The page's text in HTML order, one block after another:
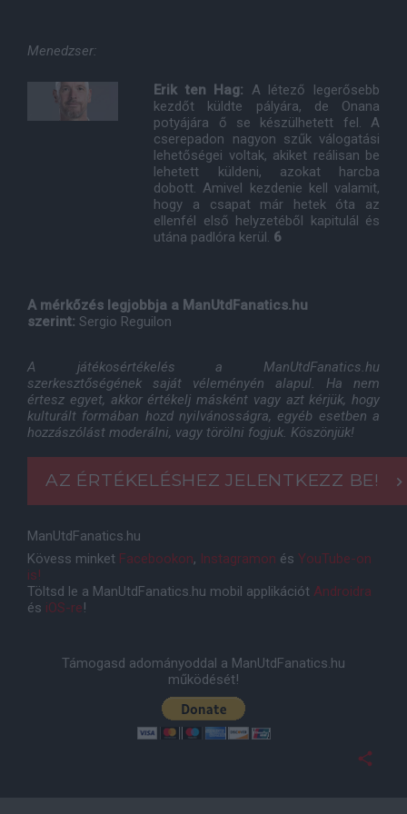
Menedzser:
Erik ten Hag: A létező legerősebb
kezdőt küldte pályára, de Onana
potyájára ő se készülhetett fel. A
cserepadon nagyon szűk válogatási
lehetőségei voltak, akiket reálisan be
lehetett küldeni, azokat harcba
dobott. Amivel kezdenie kell valamit,
hogy a csapat már hetek óta az
ellenfél első helyzetéből kapitulál és
utána padlóra kerül. 6
A mérkőzés legjobbja a ManUtdFanatics.hu
szerint: Sergio Reguilon
A játékosértékelés a ManUtdFanatics.hu
szerkesztőségének saját véleményén alapul. Ha nem
értesz egyet, akkor értékelj másként vagy azt kérjük, hogy
kulturált formában hozd nyilvánosságra, egyéb esetben a
hozzászólást moderálni, vagy törölni fogjuk. Köszönjük!
AZ ÉRTÉKELÉSHEZ JELENTKEZZ BE!
ManUtdFanatics.hu
Kövess minket Facebookon, Instagramon és YouTube-on
is!
Töltsd le a ManUtdFanatics.hu mobil applikációt Androidra
és iOS-re!
Támogasd adományoddal a ManUtdFanatics.hu
működését!